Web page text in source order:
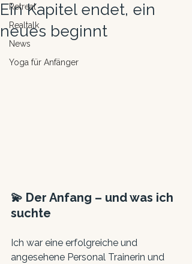
Retreat
Realtalk
News
Yoga für Anfänger
Ein Kapitel endet, ein
neues beginnt
💫 Der Anfang – und was ich
suchte
Ich war eine erfolgreiche und
angesehene Personal Trainerin und